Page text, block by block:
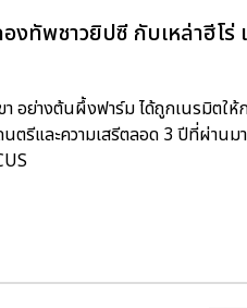
ทัพชาวยิปซี กับเหล่าฮีโ
อย่างต้นผึ้งฟาร์ม ได้ถูกเนรมิต
ตรีและความเสรีตลอด 3 ปีที่ผ่า